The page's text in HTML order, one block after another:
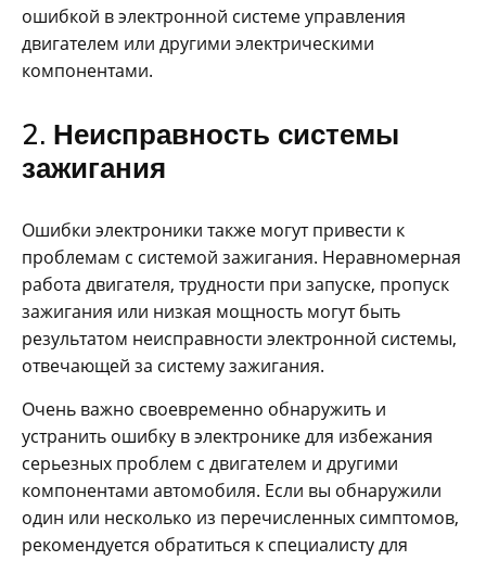
ошибкой в электронной системе управления
двигателем или другими электрическими
компонентами.
2. Неисправность системы
зажигания
Ошибки электроники также могут привести к
проблемам с системой зажигания. Неравномерная
работа двигателя, трудности при запуске, пропуск
зажигания или низкая мощность могут быть
результатом неисправности электронной системы,
отвечающей за систему зажигания.
Очень важно своевременно обнаружить и
устранить ошибку в электронике для избежания
серьезных проблем с двигателем и другими
компонентами автомобиля. Если вы обнаружили
один или несколько из перечисленных симптомов,
рекомендуется обратиться к специалисту для